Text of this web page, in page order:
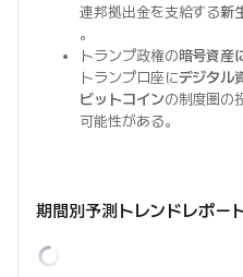
連邦拠出金を支給する新
。
トランプ政権の暗号資産
トランプ口座にデジタル
ビットコインの制度圏の
可能性がある。
期間別予測トレンドレポー